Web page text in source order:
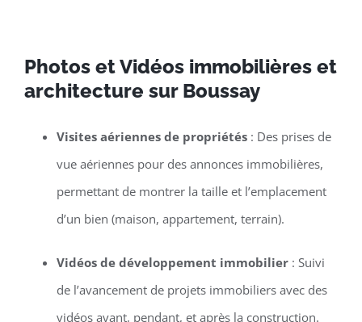
Photos et Vidéos immobilières et
architecture sur Boussay
Visites aériennes de propriétés: Des prises de
vue aériennes pour des annonces immobilières,
permettant de montrer la taille et l’emplacement
d’un bien (maison, appartement, terrain).
Vidéos de développement immobilier: Suivi
de l’avancement de projets immobiliers avec des
vidéos avant, pendant, et après la construction.